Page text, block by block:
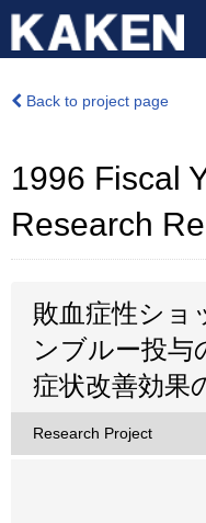
Back to project page
1996 Fiscal
Research
敗血症性ショ
ンブルー投与
症状改善効果
Research Project